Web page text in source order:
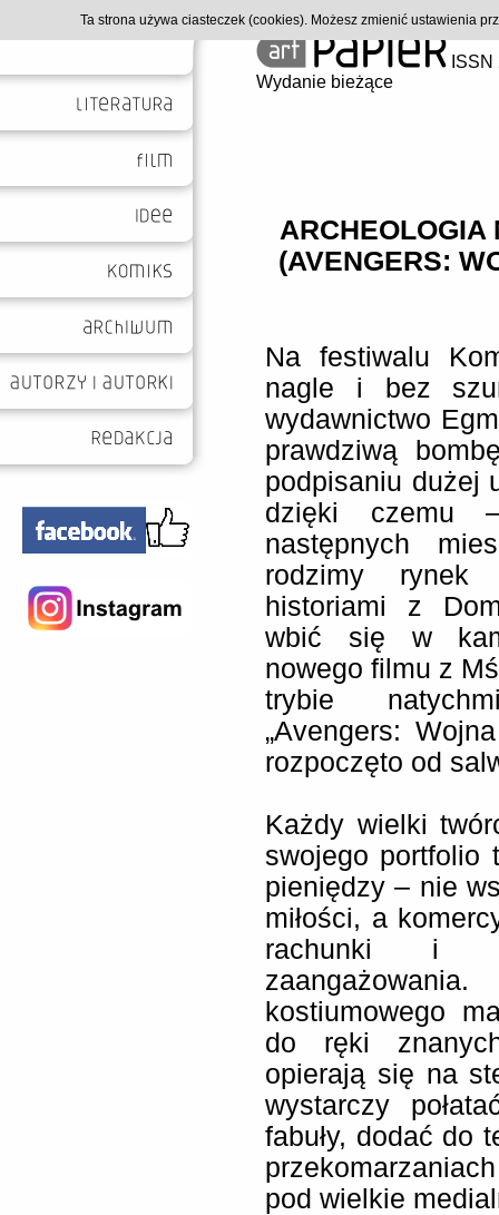
Wydanie bieżące
ARCHEOLOGIA
(AVENGERS:
Na festiwalu
nagle i bez
wydawnictwo
prawdziwą
podpisaniu dużej
dzięki czemu
następnych
rodzimy rynek
historiami z
wbić się w
nowego filmu z
trybie
„Avengers:
rozpoczęto od
Każdy wielki
swojego portfolio
pieniędzy – nie
miłości, a
rachunki i
kostiumowego
do ręki
opierają się na
wystarczy
fabuły, dodać do
pod wielkie
Ta strona używa ciasteczek (cookies). Możesz zmienić ustawienia